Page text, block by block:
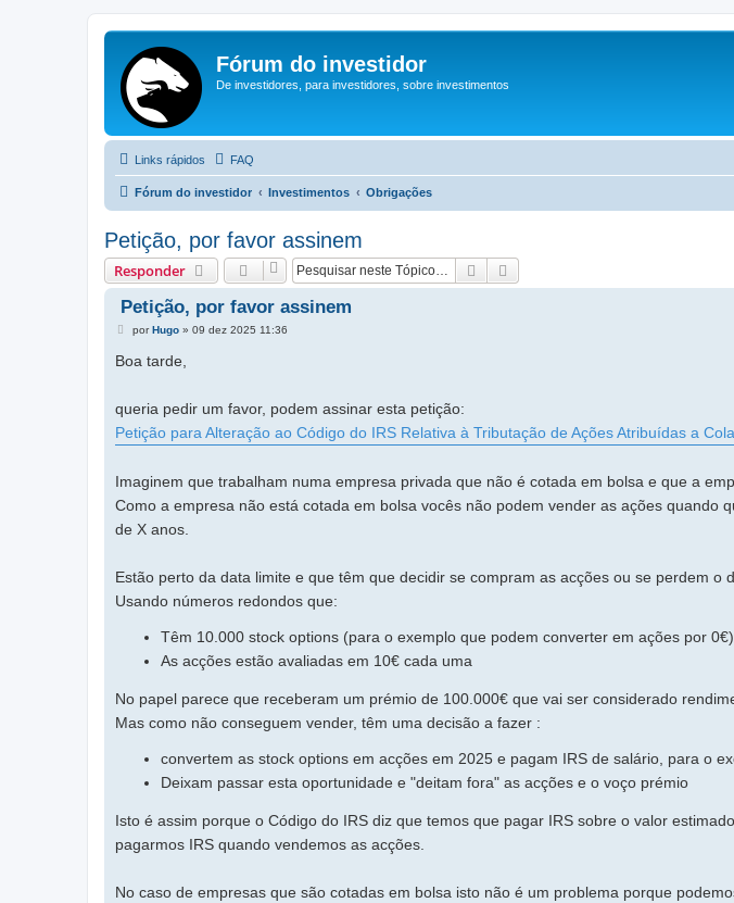
Fórum do investidor
De investidores, para investidores, sobre investimentos
Links rápidos FAQ
Fórum do investidor Investimentos Obrigações
Petição, por favor assinem
Responder Pesquisar
Petição, por favor assinem
M
s
e
porHugo» 09 dez 2025 11:36
Boa tarde,
queria pedir um favor, podem assinar esta petição:
Petição para Alteração ao Código do IRS Relativa à Tributação de Ações Atribuídas a
Imaginem que trabalham numa empresa privada que não é cotada em bolsa e que a
Como a empresa não está cotada em bolsa vocês não podem vender as ações quando
de X anos.
Estão perto da data limite e que têm que decidir se compram as acções ou se perdem o
Usando números redondos que:
Têm 10.000 stock options (para o exemplo que podem converter em ações por 0€)
As acções estão avaliadas em 10€ cada uma
No papel parece que receberam um prémio de 100.000€ que vai ser considerado
Mas como não conseguem vender, têm uma decisão a fazer :
convertem as stock options em acções em 2025 e pagam IRS de salário, para o
Deixam passar esta oportunidade e "deitam fora" as acções e o voço prémio
Isto é assim porque o Código do IRS diz que temos que pagar IRS sobre o valor
pagarmos IRS quando vendemos as acções.
No caso de empresas que são cotadas em bolsa isto não é um problema porque